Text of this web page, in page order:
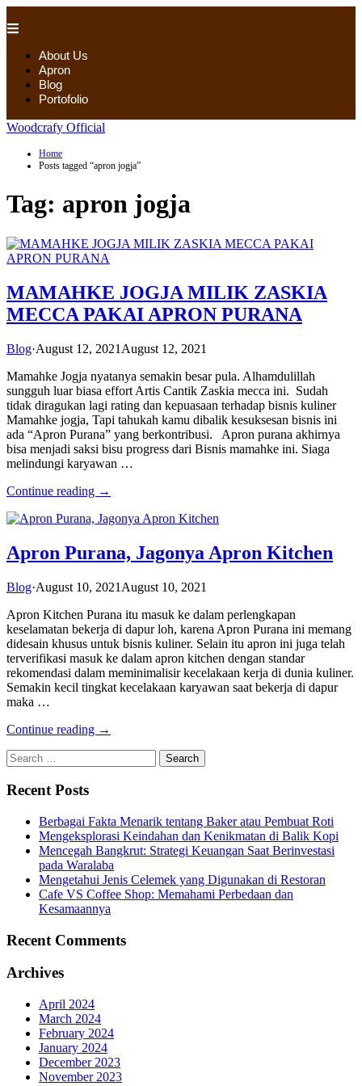
About Us
Apron
Blog
Portofolio
Woodcrafy Official
Home
Posts tagged “apron jogja”
Tag: apron jogja
MAMAHKE JOGJA MILIK ZASKIA
MECCA PAKAI APRON PURANA
Blog·August 12, 2021 August 12, 2021
Mamahke Jogja nyatanya semakin besar pula. Alhamdulillah
sungguh luar biasa effort Artis Cantik Zaskia mecca ini. Sudah
tidak diragukan lagi rating dan kepuasaan terhadap bisnis kuliner
Mamahke jogja, Tapi tahukah kamu dibalik kesuksesan bisnis ini
ada “Apron Purana” yang berkontribusi. Apron purana akhirnya
bisa menjadi saksi bisu progress dari Bisnis mamahke ini. Siaga
melindungi karyawan …
Continue reading →
Apron Purana, Jagonya Apron Kitchen
Blog·August 10, 2021 August 10, 2021
Apron Kitchen Purana itu masuk ke dalam perlengkapan
keselamatan bekerja di dapur loh, karena Apron Purana ini memang
didesain khusus untuk bisnis kuliner. Selain itu apron ini juga telah
terverifikasi masuk ke dalam apron kitchen dengan standar
rekomendasi dalam meminimalisir kecelakaan kerja di dunia kuliner.
Semakin kecil tingkat kecelakaan karyawan saat bekerja di dapur
maka …
Continue reading →
Recent Posts
Berbagai Fakta Menarik tentang Baker atau Pembuat Roti
Mengeksplorasi Keindahan dan Kenikmatan di Balik Kopi
Mencegah Bangkrut: Strategi Keuangan Saat Berinvestasi
pada Waralaba
Mengetahui Jenis Celemek yang Digunakan di Restoran
Cafe VS Coffee Shop: Memahami Perbedaan dan
Kesamaannya
Recent Comments
Archives
April 2024
March 2024
February 2024
January 2024
December 2023
November 2023